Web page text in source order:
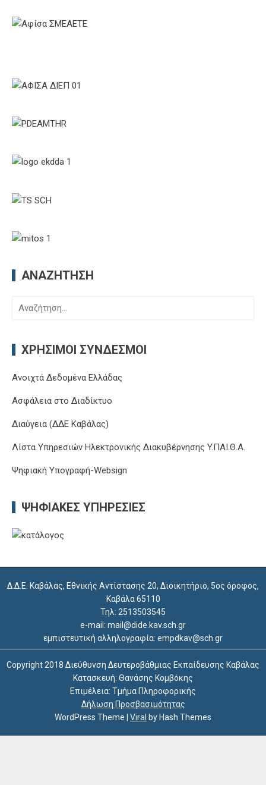
ΑΝΑΖΉΤΗΣΗ
Αναζήτηση
ΧΡΉΣΙΜΟΙ ΣΎΝΔΕΣΜΟΙ
Ανοιχτά Δεδομένα Ελλάδας
Ασφάλεια στο Διαδίκτυο
Διαύγεια (ΔΔΕ Καβάλας)
Λίστα Υπηρεσιών Ηλεκτρονικής Διακυβέρνησης Y.ΠΑΙ.Θ.Α.
Ψηφιακή Υπογραφή-Websign
ΨΗΦΙΑΚΈΣ ΥΠΗΡΕΣΊΕΣ
Δ.Δ.Ε. Καβάλας, Εθνικής Αντίστασης 20, Διοικητήριο, 5ος όροφος,
Καβάλα 65110
Τηλ: 2513503545
e-mail: mail@dide.kav.sch.gr
εμπιστευτική αλληλογραφία: empdkav@sch.gr
Copyright 2018 Διεύθυνση Δευτεροβάθμιας Εκπαίδευσης Καβάλας
Κατασκευή: Θανάσης Κομβόκης
Επιμέλεια: Τμήμα Πληροφορικής
Δήλωση Προσβασιμότητας
WordPress Theme
Viral by Hash Themes